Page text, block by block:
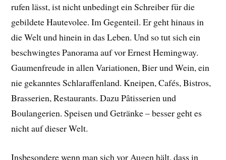
rufen lässt, ist nicht unbedingt ein Schreiber für die
gebildete Hautevolee. Im Gegenteil. Er geht hinaus in
die Welt und hinein in das Leben. Und so tut sich ein
beschwingtes Panorama auf vor Ernest Hemingway.
Gaumenfreude in allen Variationen, Bier und Wein, ein
nie gekanntes Schlaraffenland. Kneipen, Cafés, Bistros,
Brasserien, Restaurants. Dazu Pâtisserien und
Boulangerien. Speisen und Getränke – besser geht es
nicht auf dieser Welt.
Insbesondere wenn man sich vor Augen hält, dass in